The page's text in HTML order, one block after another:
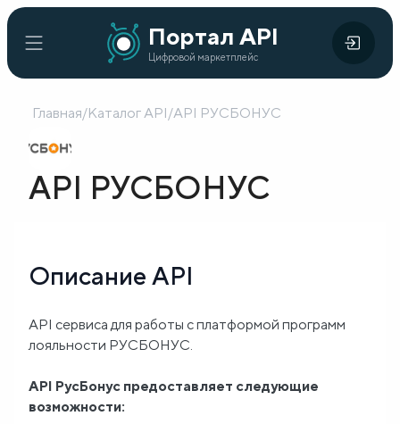
Портал API
Цифровой маркетплейс
Портал
API
Цифровой
маркетплейс
Главная
Каталог
API
внедрения
решения
Главная/Каталог API/API РУСБОНУС
API РУСБОНУС
Описание API
API сервиса для работы с платформой программ
лояльности РУСБОНУС.
API РусБонус предоставляет следующие
возможности: